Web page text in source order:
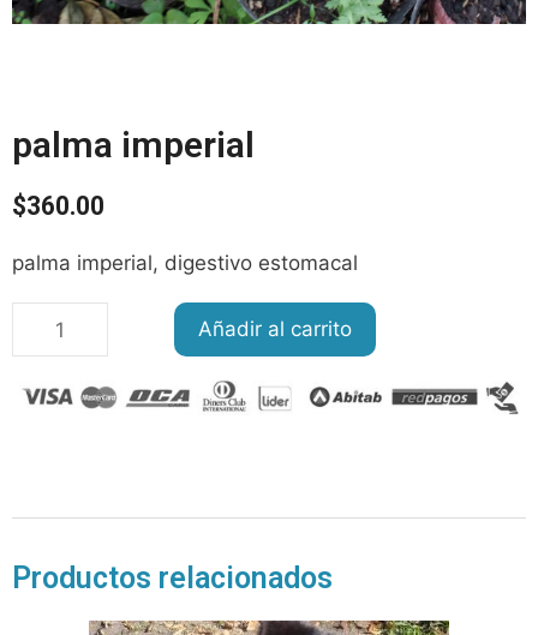
palma imperial
$360.00
palma imperial, digestivo estomacal
Añadir al carrito
Productos relacionados